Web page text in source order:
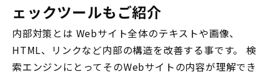
ェックツールもご紹介
内部対策とは Webサイト全体のテキストや画像、
HTML、リンクなど内部の構造を改善する事です。 検
索エンジンにとってそのWebサイトの内容が理解でき